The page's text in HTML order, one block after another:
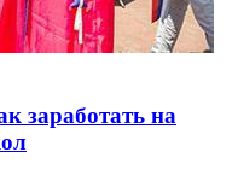
заработать на